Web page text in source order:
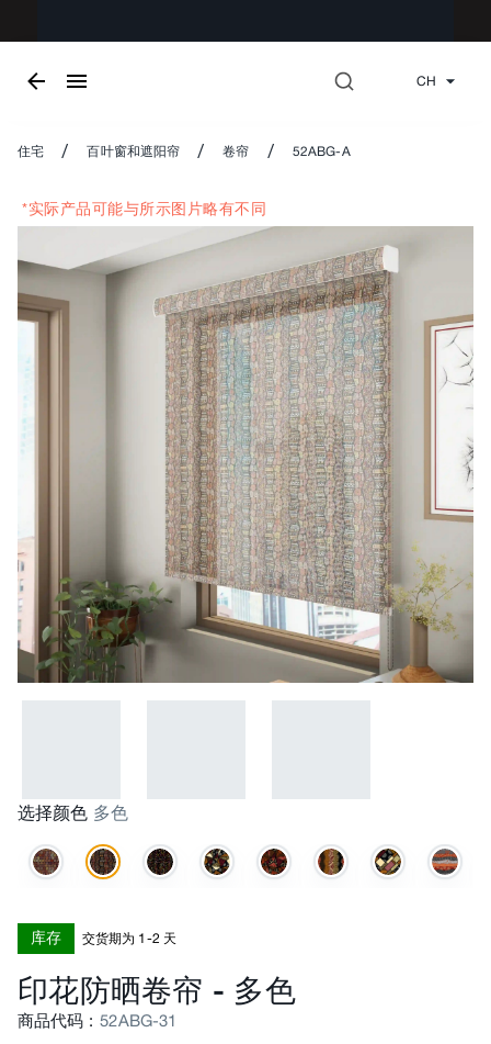
CH
住宅 / 百叶窗和遮阳帘 / 卷帘 / 52ABG-A
*实际产品可能与所示图片略有不同
选择颜色 多色
库存 交货期为 1-2 天
印花防晒卷帘 - 多色
商品代码 : 52ABG-31